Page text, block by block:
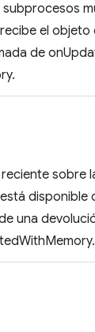
el
de
sobre
disponible
una